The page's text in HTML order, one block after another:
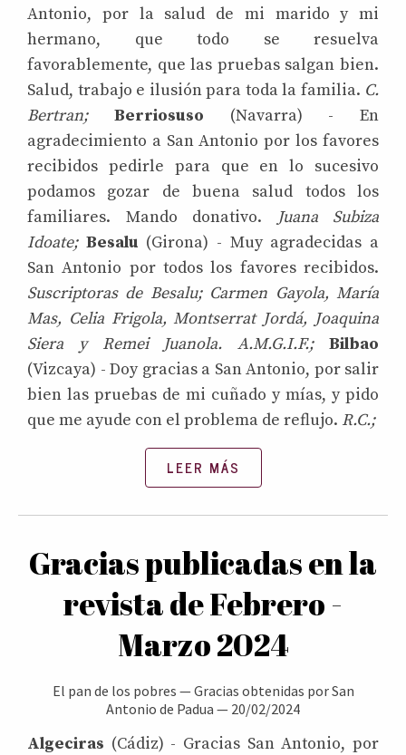
Antonio, por la salud de mi marido y mi
hermano, que todo se resuelva
favorablemente, que las pruebas salgan bien.
Salud, trabajo e ilusión para toda la familia. C.
Bertran;
Berriosuso (Navarra) - En
agradecimiento a San Antonio por los favores
recibidos pedirle para que en lo sucesivo
podamos gozar de buena salud todos los
familiares. Mando donativo.
Juana Subiza
Idoate; Besalu (Girona) - Muy agradecidas a
San Antonio por todos los favores recibidos.
Suscriptoras de Besalu; Carmen Gayola, María
Mas, Celia Frigola, Montserrat Jordá, Joaquina
Siera y Remei Juanola. A.M.G.I.F.; Bilbao
(Vizcaya) - Doy gracias a San Antonio, por salir
bien las pruebas de mi cuñado y mías, y pido
que me ayude con el problema de reflujo. R.C.;
LEER MÁS
Gracias publicadas en la
revista de Febrero -
Marzo 2024
El pan de los pobres —Gracias obtenidas por San
Antonio de Padua — 20/02/2024
Algeciras (Cádiz) - Gracias San Antonio, por